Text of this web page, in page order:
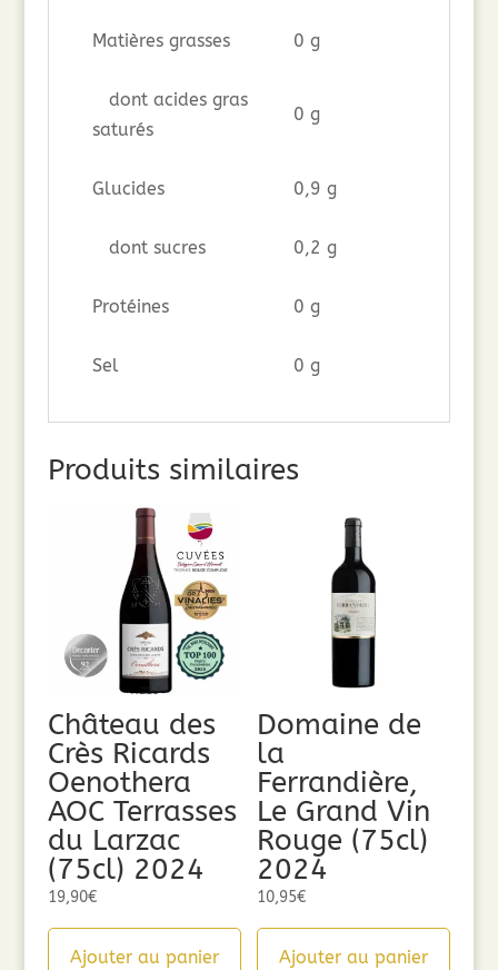
Matières grasses 0 g
dont acides gras
saturés
0 g
Glucides 0,9 g
dont sucres 0,2 g
Protéines 0 g
Sel 0 g
Produits similaires
Château des
Crès Ricards
Oenothera
AOC Terrasses
du Larzac
(75cl) 2024
19,90€
Ajouter au panier
Domaine de
la
Ferrandière,
Le Grand Vin
Rouge (75cl)
2024
10,95€
Ajouter au panier